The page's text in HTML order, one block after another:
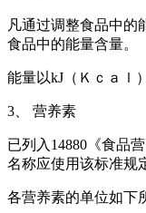
凡通过调整食品中的
食品中的能量含量。
能量以kJ（Ｋｃａｌ
3、 营养素
已列入14880《食品
名称应使用该标准规
各营养素的单位如下